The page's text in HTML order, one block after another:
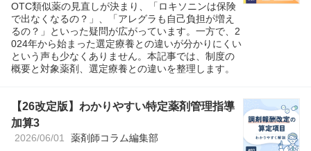
OTC類似薬の見直しが決まり、「ロキソニンは保険
で出なくなるの？」、「アレグラも自己負担が増え
るの？」といった疑問が広がっています。一方で、2
024年から始まった選定療養との違いが分かりにくい
という声も少なくありません。本記事では、制度の
概要と対象薬剤、選定療養との違いを整理します。
【26改定版】わかりやすい特定薬剤管理指導
加算3
2026/06/01 薬剤師コラム編集部